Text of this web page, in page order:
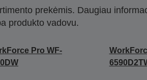
prekėmis. Daugiau
produkto vadovu.
Pro WF-